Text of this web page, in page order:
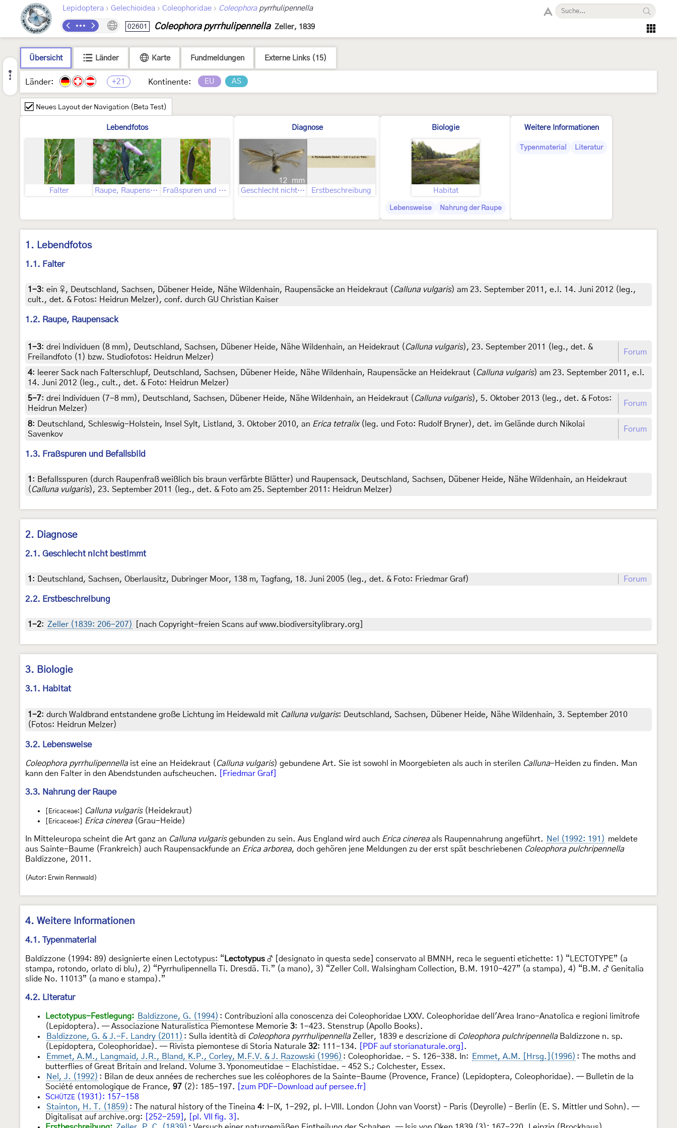
Lepidoptera › Gelechioidea › Coleophoridae › Coleophorapyrrhulipennella
02601 Coleophora pyrrhulipennella Zeller, 1839
Übersicht Länder Karte Fundmeldungen Externe Links (15)
Länder: +21 Kontinente: EU AS
Neues Layout der Navigation (Beta Test)
Lebendfotos
Falter Raupe, Raupensack Fraßspuren und Befallsbild
Diagnose
Geschlecht nicht bestimmt Erstbeschreibung
Biologie
Habitat
Lebensweise Nahrung der Raupe
Weitere Informationen
Typenmaterial Literatur
1. Lebendfotos
1.1. Falter
1-3: ein ♀, Deutschland, Sachsen, Dübener Heide, Nähe Wildenhain, Raupensäcke an Heidekraut ( Calluna vulgaris) am 23. September 2011, e.l. 14. Juni 2012 (leg.,
cult., det. & Fotos: Heidrun Melzer), conf. durch GU Christian Kaiser
1.2. Raupe, Raupensack
1-3: drei Individuen (8 mm), Deutschland, Sachsen, Dübener Heide, Nähe Wildenhain, an Heidekraut ( Calluna vulgaris), 23. September 2011 (leg., det. &
Freilandfoto (1) bzw. Studiofotos: Heidrun Melzer)
Forum
4: leerer Sack nach Falterschlupf, Deutschland, Sachsen, Dübener Heide, Nähe Wildenhain, Raupensäcke an Heidekraut ( Calluna vulgaris) am 23. September 2011, e.l.
14. Juni 2012 (leg., cult., det. & Foto: Heidrun Melzer)
5-7: drei Individuen (7-8 mm), Deutschland, Sachsen, Dübener Heide, Nähe Wildenhain, an Heidekraut ( Calluna vulgaris), 5. Oktober 2013 (leg., det. & Fotos:
Heidrun Melzer)
Forum
8: Deutschland, Schleswig-Holstein, Insel Sylt, Listland, 3. Oktober 2010, an Erica tetralix(leg. und Foto: Rudolf Bryner), det. im Gelände durch Nikolai
Savenkov
Forum
1.3. Fraßspuren und Befallsbild
1 : Befallsspuren (durch Raupenfraß weißlich bis braun verfärbte Blätter) und Raupensack, Deutschland, Sachsen, Dübener Heide, Nähe Wildenhain, an Heidekraut
( Calluna vulgaris), 23. September 2011 (leg., det. & Foto am 25. September 2011: Heidrun Melzer)
2. Diagnose
2.1. Geschlecht nicht bestimmt
1 : Deutschland, Sachsen, Oberlausitz, Dubringer Moor, 138 m, Tagfang, 18. Juni 2005 (leg., det. & Foto: Friedmar Graf) Forum
2.2. Erstbeschreibung
1-2: Zeller (1839: 206-207) [nach Copyright-freien Scans auf www.biodiversitylibrary.org]
3. Biologie
3.1. Habitat
1-2: durch Waldbrand entstandene große Lichtung im Heidewald mit Calluna vulgaris: Deutschland, Sachsen, Dübener Heide, Nähe Wildenhain, 3. September 2010
(Fotos: Heidrun Melzer)
3.2. Lebensweise
Coleophora pyrrhulipennellaist eine an Heidekraut ( Calluna vulgaris) gebundene Art. Sie ist sowohl in Moorgebieten als auch in sterilen Calluna-Heiden zu finden. Man
kann den Falter in den Abendstunden aufscheuchen.
[Friedmar Graf]
3.3. Nahrung der Raupe
[Ericaceae:] Calluna vulgaris(Heidekraut)
[Ericaceae:] Erica cinerea(Grau-Heide)
In Mitteleuropa scheint die Art ganz an Calluna vulgarisgebunden zu sein. Aus England wird auch Erica cinereaals Raupennahrung angeführt. Nel (1992: 191) meldete
aus Sainte-Baume (Frankreich) auch Raupensackfunde an Erica arborea, doch gehören jene Meldungen zu der erst spät beschriebenen Coleophora pulchripennella
Baldizzone, 2011.
(Autor: Erwin Rennwald)
4. Weitere Informationen
4.1. Typenmaterial
Baldizzone (1994: 89) designierte einen Lectotypus: “ Lectotypus ♂ [designato in questa sede] conservato al BMNH, reca le seguenti etichette: 1) “LECTOTYPE” (a
stampa, rotondo, orlato di blu), 2) “Pyrrhulipennella Ti. Dresdä. Ti.” (a mano), 3) “Zeller Coll. Walsingham Collection, B.M. 1910-427” (a stampa), 4) “B.M. ♂ Genitalia
slide No. 11013” (a mano e stampa).”
4.2. Literatur
Lectotypus-Festlegung: Baldizzone, G. (1994) : Contribuzioni alla conoscenza dei Coleophoridae LXXV. Coleophoridae dell'Area Irano-Anatolica e regioni limitrofe
(Lepidoptera). — Associazione Naturalistica Piemontese Memorie 3: 1-423. Stenstrup (Apollo Books).
Baldizzone, G. & J.-F. Landry (2011) : Sulla identità di Coleophora pyrrhulipennellaZeller, 1839 e descrizione di Coleophora pulchripennellaBaldizzone n. sp.
(Lepidoptera, Coleophoridae). — Rivista piemontese di Storia Naturale 32: 111-134. [PDF auf storianaturale.org] .
Emmet, A.M., Langmaid, J.R., Bland, K.P., Corley, M.F.V. & J. Razowski (1996) : Coleophoridae. - S. 126-338. In: Emmet, A.M. [Hrsg.](1996) : The moths and
butterflies of Great Britain and Ireland. Volume 3. Yponomeutidae - Elachistidae. - 452 S.; Colchester, Essex.
Nel, J. (1992) : Bilan de deux années de recherches sue les coléophores de la Sainte-Baume (Provence, France) (Lepidoptera, Coleophoridae). — Bulletin de la
Société entomologique de France, 97 (2): 185-197.
[zum PDF-Download auf persee.fr]
SCHÜTZE (1931): 157-158
Stainton, H. T. (1859) : The natural history of the Tineina 4: I-IX, 1-292, pl. I-VIII. London (John van Voorst) – Paris (Deyrolle) – Berlin (E. S. Mittler und Sohn). —
Digitalisat auf archive.org:
[252-259] , [pl. VII fig. 3] .